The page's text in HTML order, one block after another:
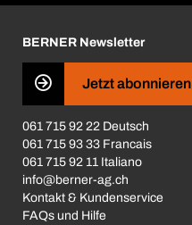
Business Conduct
BERNER Newsletter
Jetzt abonnieren
061 715 92 22 Deutsch
061 715 93 33 Francais
061 715 92 11 Italiano
info@berner-ag.ch
Kontakt & Kundenservice
FAQs und Hilfe